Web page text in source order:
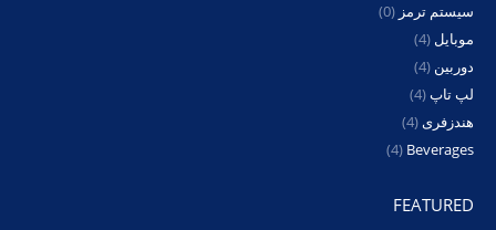
سیستم ترمز (0)
موبایل (4)
دوربین (4)
لپ تاپ(4)
هندزفری(4)
Beverages
(4)
FEATURED